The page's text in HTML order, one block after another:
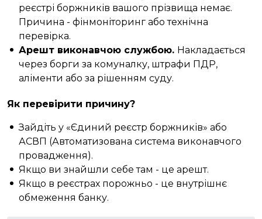
реєстрі боржників вашого прізвища немає.
Причина - фінмоніторинг або технічна
перевірка.
Арешт виконавчою службою. Накладається
через борги за комуналку, штрафи ПДР,
аліменти або за рішенням суду.
Як перевірити причину?
Зайдіть у «Єдиний реєстр боржників» або
АСВП (Автоматизована система виконавчого
провадження).
Якщо ви знайшли себе там - це арешт.
Якщо в реєстрах порожньо - це внутрішнє
обмеження банку.